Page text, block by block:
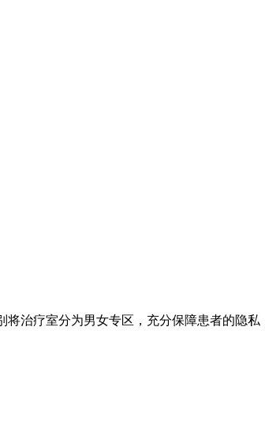
治疗室分为男女专区，充分保障患者的隐私